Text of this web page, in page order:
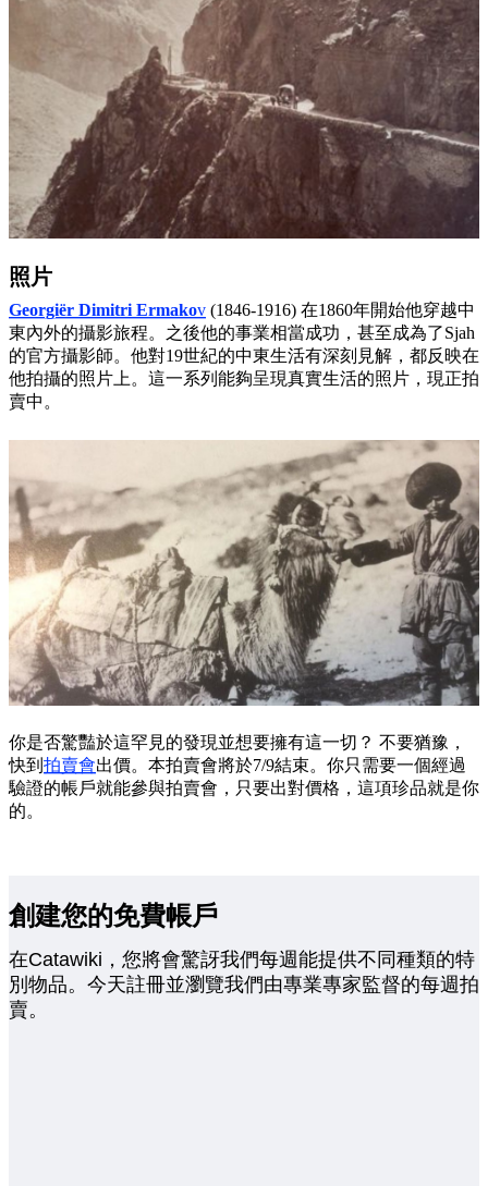
照片
Georgiër Dimitri Ermakov (1846-1916) 在1860年開始他穿越中
東內外的攝影旅程。之後他的事業相當成功，甚至成為了Sjah
的官方攝影師。他對19世紀的中東生活有深刻見解，都反映在
他拍攝的照片上。這一系列能夠呈現真實生活的照片，現正拍
賣中。
你是否驚豔於這罕見的發現並想要擁有這一切？ 不要猶豫，
快到 拍賣會出價。本拍賣會將於7/9結束。你只需要一個經過
驗證的帳戶就能參與拍賣會，只要出對價格，這項珍品就是你
的。
創建您的免費帳戶
在Catawiki，您將會驚訝我們每週能提供不同種類的特
別物品。今天註冊並瀏覽我們由專業專家監督的每週拍
賣。